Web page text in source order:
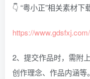
👇 “粤小正”相关素材下
https://
2、提交作品时，需附
创作理念、作品内涵等。